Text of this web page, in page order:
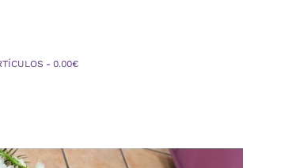
0.00€